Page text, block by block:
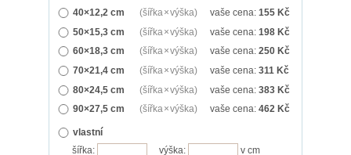
40×12,2 cm
(šířka × výška) vaše cena: 155 Kč
50×15,3 cm
(šířka × výška) vaše cena: 198 Kč
60×18,3 cm
(šířka × výška) vaše cena: 250 Kč
70×21,4 cm
(šířka × výška) vaše cena: 311 Kč
80×24,5 cm
(šířka × výška) vaše cena: 383 Kč
90×27,5 cm
(šířka × výška) vaše cena: 462 Kč
vlastní
šířka:
výška:
v cm